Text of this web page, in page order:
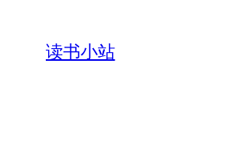
读书小站